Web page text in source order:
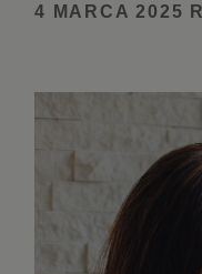
4 MARCA 2025